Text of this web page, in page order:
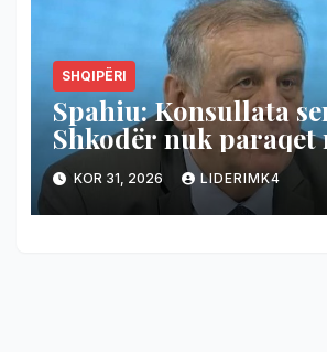
SHQIPËRI
Spahiu: Konsullata
Shkodër nuk paraqet
Shqipëria të hapë
edhe në Novi Pazar!
KOR 31, 2026 LIDERIMK4